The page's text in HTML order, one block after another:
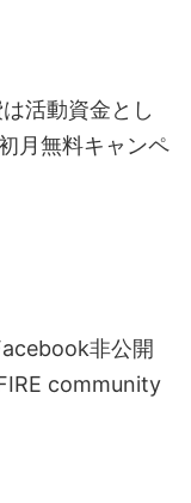
活動資金とし
月無料キャンペ
非公開
community